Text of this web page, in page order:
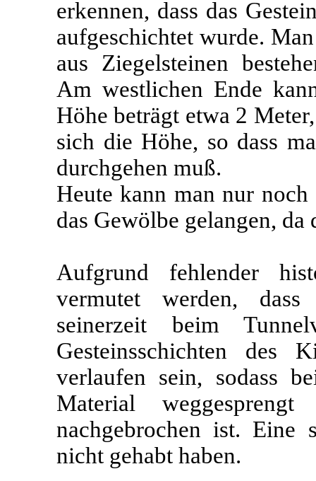
erkennen, dass das
aufgeschichtet wurde.
aus Ziegelsteinen
Am westlichen Ende
Höhe beträgt etwa 2
sich die Höhe, so dass
durchgehen muß.
Heute kann man nur
das Gewölbe gelangen,
Aufgrund fehlender
vermutet werden, dass
seinerzeit beim
Gesteinsschichten des
verlaufen sein, sodass
Material
nachgebrochen ist. Eine
nicht gehabt haben.